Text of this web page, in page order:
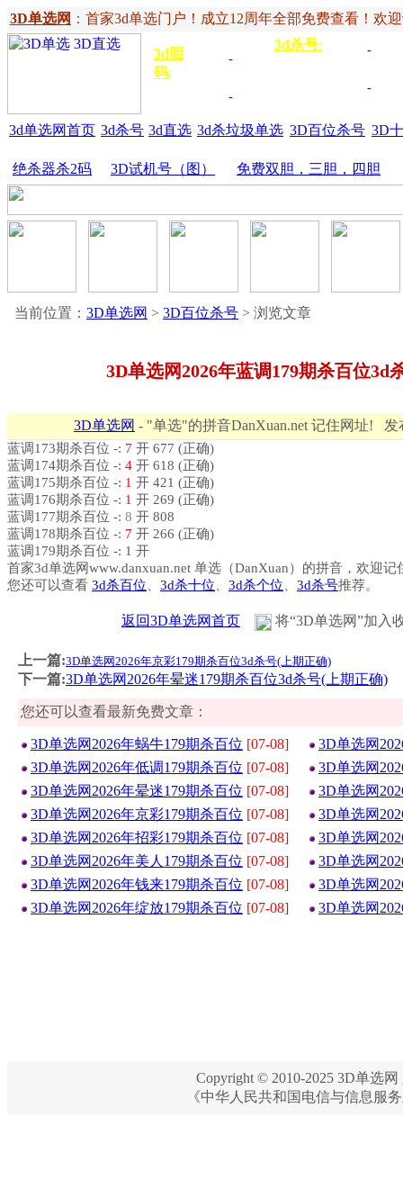
3D单选网 ： 首家3d单选门户！成立12周年全部免费查看！欢
3d胆
码:
3d杀号:
3d单选网首页 3d杀号 3d直选 3d杀垃圾单选 3D百位杀号 3D
绝杀器杀2码 3D试机号（图） 免费双胆，三胆，四胆
当前位置： 3D单选网 > 3D百位杀号 > 浏览文章
3D单选网2026年蓝调179期杀百位3d
3D单选网 - "单选"的拼音DanXuan.net 记住网址! 发
蓝调173期杀百位 -: 7 开 677 (正确)
蓝调174期杀百位 -: 4 开 618 (正确)
蓝调175期杀百位 -: 1 开 421 (正确)
蓝调176期杀百位 -: 1 开 269 (正确)
蓝调177期杀百位 -: 8 开 808
蓝调178期杀百位 -: 7 开 266 (正确)
蓝调179期杀百位 -: 1 开
首家3d单选网www.danxuan.net 单选（DanXuan）的拼音，欢迎记
您还可以查看 3d杀百位 3d杀十位 3d杀个位 3d杀号推荐。
返回3D单选网首页 将“3D单选网”加入
上一篇:3D单选网2026年京彩179期杀百位3d杀号(上期正确)
下一篇:3D单选网2026年晕迷179期杀百位3d杀号(上期正确)
您还可以查看最新免费文章：
3D单选网2026年蜗牛179期杀百位 [07-08]
3D单选网
3D单选网2026年低调179期杀百位 [07-08]
3D单选网
3D单选网2026年晕迷179期杀百位 [07-08]
3D单选网
3D单选网2026年京彩179期杀百位 [07-08]
3D单选网
3D单选网2026年招彩179期杀百位 [07-08]
3D单选网
3D单选网2026年美人179期杀百位 [07-08]
3D单选网
3D单选网2026年钱来179期杀百位 [07-08]
3D单选网
3D单选网2026年绽放179期杀百位 [07-08] 3D单选网
Copyright © 2010-2025 3D单选网
《中华人民共和国电信与信息服